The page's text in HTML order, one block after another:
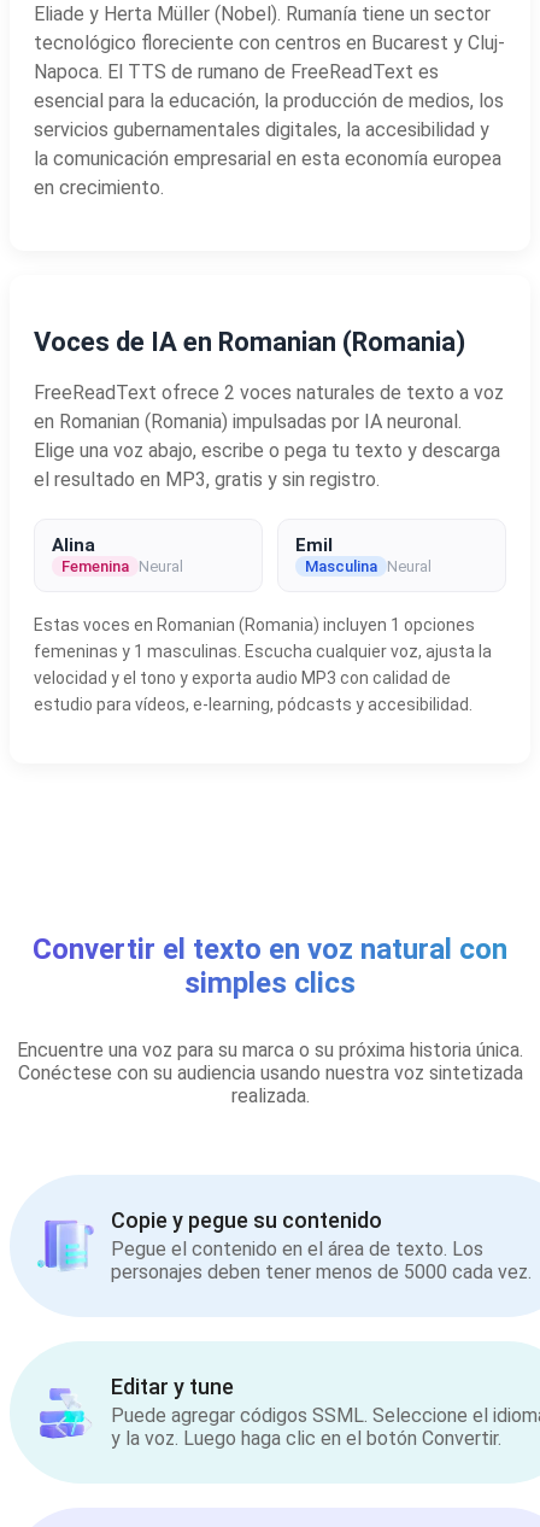
Eliade y Herta Müller (Nobel). Rumanía tiene un sector
tecnológico floreciente con centros en Bucarest y Cluj-
Napoca. El TTS de rumano de FreeReadText es
esencial para la educación, la producción de medios, los
servicios gubernamentales digitales, la accesibilidad y
la comunicación empresarial en esta economía europea
en crecimiento.
Voces de IA en Romanian (Romania)
FreeReadText ofrece 2 voces naturales de texto a voz
en Romanian (Romania) impulsadas por IA neuronal.
Elige una voz abajo, escribe o pega tu texto y descarga
el resultado en MP3, gratis y sin registro.
Alina
Femenina Neural
Emil
Masculina Neural
Estas voces en Romanian (Romania) incluyen 1 opciones
femeninas y 1 masculinas. Escucha cualquier voz, ajusta la
velocidad y el tono y exporta audio MP3 con calidad de
estudio para vídeos, e-learning, pódcasts y accesibilidad.
Convertir el texto en voz natural con
simples clics
Encuentre una voz para su marca o su próxima historia única.
Conéctese con su audiencia usando nuestra voz sintetizada
realizada.
Copie y pegue su contenido
Pegue el contenido en el área de texto. Los
personajes deben tener menos de 5000 cada vez.
Editar y tune
Puede agregar códigos SSML. Seleccione el
y la voz. Luego haga clic en el botón Convertir.